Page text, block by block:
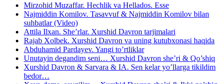
Mirzohid Muzaffar. Hechlik va Hellados. Esse
Najmiddin Komilov. Tasavvuf & Najmiddin Komilov bilan
suhbatlar (Video)
Attila Ilxan. She’rlar. Xurshid Davron tarjimalari
Rajab Xolbek. Xurshid Davron va uning kutubxonasi haqida
Abduhamid Pardayev. Yangi to’rtliklar
Unutayin degandim seni… Xurshid Davron she’ri & Qo’shiq
Xurshid Davron & Sarvara & IA. Sen kelar yo’llarga tikildim
bedor…